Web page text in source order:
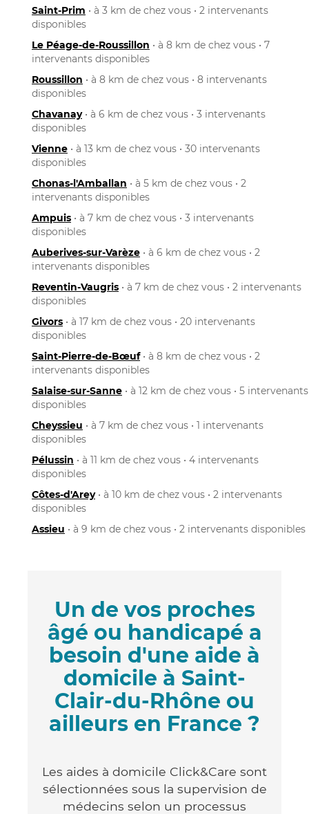
Saint-Prim • à 3 km de chez vous • 2 intervenants
disponibles
Le Péage-de-Roussillon • à 8 km de chez vous • 7
intervenants disponibles
Roussillon • à 8 km de chez vous • 8 intervenants
disponibles
Chavanay• à 6 km de chez vous • 3 intervenants
disponibles
Vienne • à 13 km de chez vous • 30 intervenants
disponibles
Chonas-l'Amballan • à 5 km de chez vous • 2
intervenants disponibles
Ampuis • à 7 km de chez vous • 3 intervenants
disponibles
Auberives-sur-Varèze • à 6 km de chez vous • 2
intervenants disponibles
Reventin-Vaugris • à 7 km de chez vous • 2 intervenants
disponibles
Givors • à 17 km de chez vous • 20 intervenants
disponibles
Saint-Pierre-de-Bœuf• à 8 km de chez vous • 2
intervenants disponibles
Salaise-sur-Sanne • à 12 km de chez vous • 5 intervenants
disponibles
Cheyssieu • à 7 km de chez vous • 1 intervenants
disponibles
Pélussin • à 11 km de chez vous • 4 intervenants
disponibles
Côtes-d'Arey• à 10 km de chez vous • 2 intervenants
disponibles
Assieu • à 9 km de chez vous • 2 intervenants disponibles
Un de vos proches
âgé ou handicapé a
besoin d'une aide à
domicile à Saint-
Clair-du-Rhône ou
ailleurs en France ?
Les aides à domicile Click&Care sont
sélectionnées sous la supervision de
médecins selon un processus